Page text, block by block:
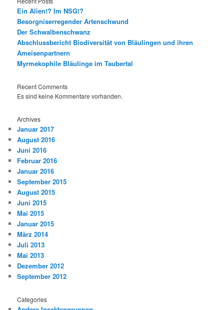
Ein Alien!? Im NSG!?
Besorgniserregender Artenschwund
Der Schwalbenschwanz
Abschlussbericht Biodiversität von Bläulingen und ihren
Ameisenpartnern
Myrmekophile Bläulinge im Taubertal
Recent Comments
Es sind keine Kommentare vorhanden.
Archives
Januar 2017
August 2016
Juni 2016
Februar 2016
Januar 2016
September 2015
August 2015
Juni 2015
Mai 2015
Januar 2015
März 2014
Juli 2013
Mai 2013
Dezember 2012
September 2012
Categories